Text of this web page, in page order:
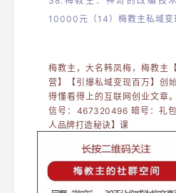
10000元（14）梅教主私域变
梅教主，大名韩凤梅，梅教主
营】【引爆私域变现百万】创
得懂看得上的互联网创业文章
信号：467320496 暗号：礼
人品牌打造秘诀】课